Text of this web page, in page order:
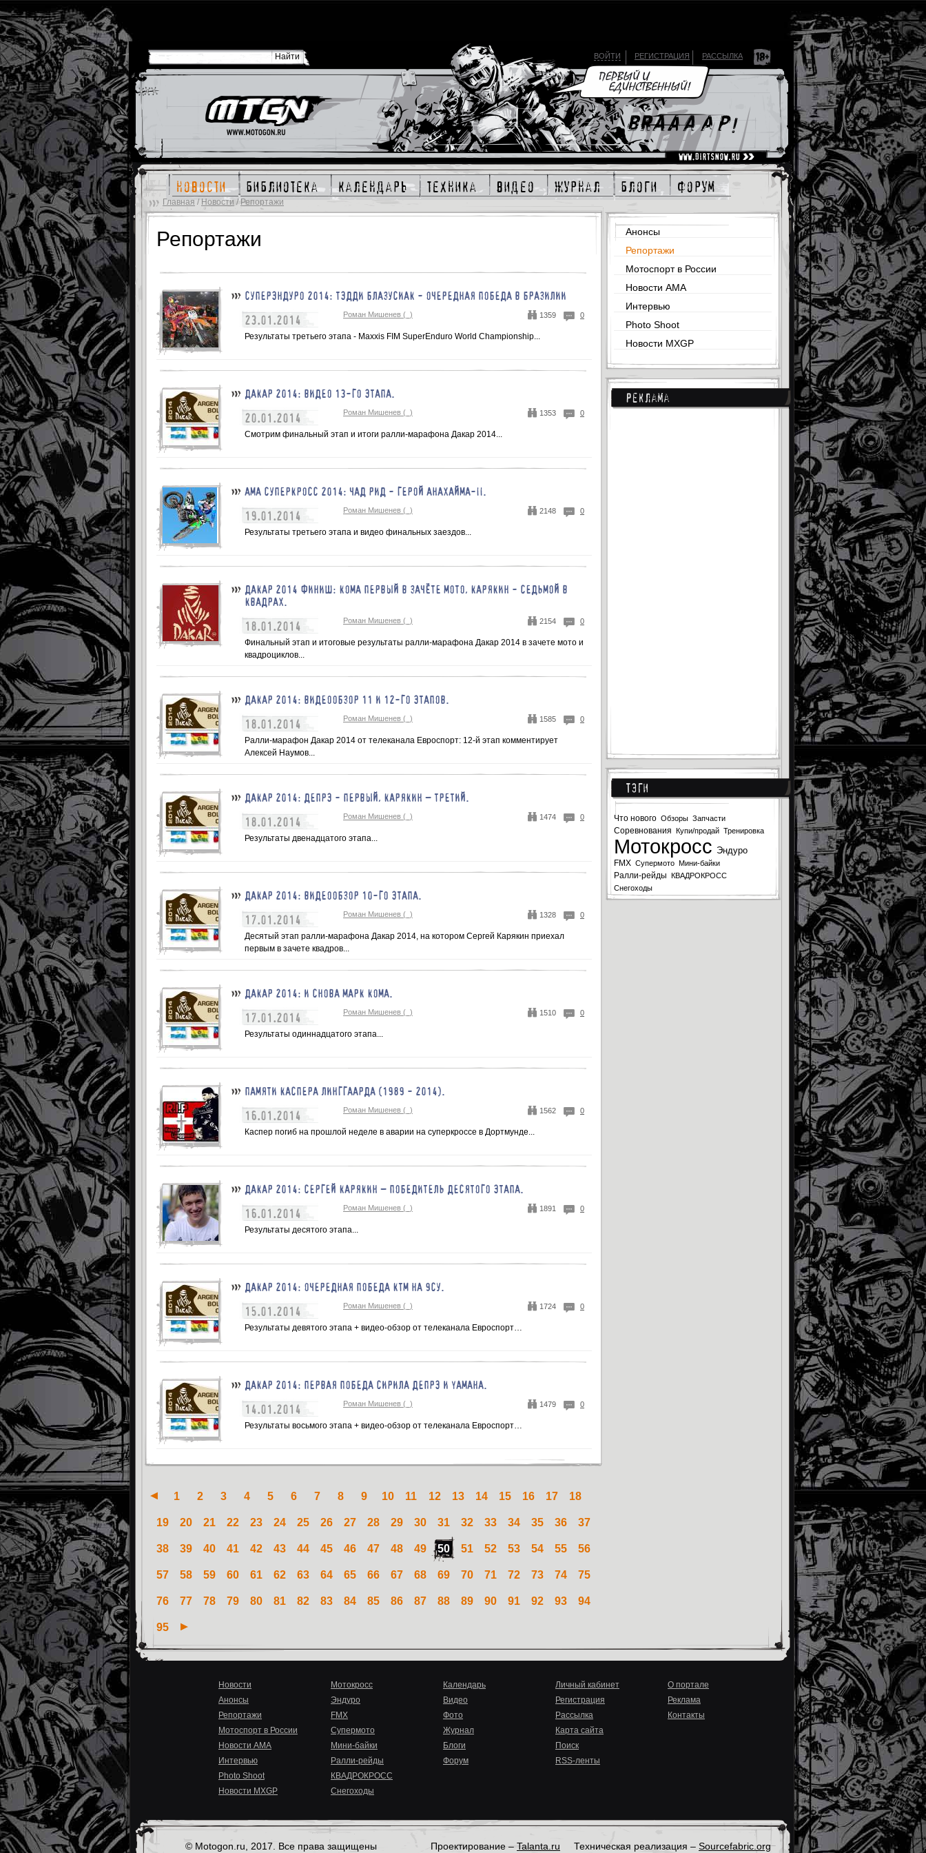
новости библиотека календарь техника видео журнал блоги форум
ВОЙТИ РЕГИСТРАЦИЯ РАССЫЛКА
Главная / Новости /Репортажи
Репортажи
СУПЕРЭНДУРО 2014: ТЭДДИ БЛАЗУСИАК - ОЧЕРЕДНАЯ ПОБЕДА В БРАЗИЛИИ
23.01.2014 Роман Мишенев (_) 1359 0
Результаты третьего этапа - Maxxis FIM SuperEnduro World Championship...
ДАКАР 2014: ВИДЕО 13-ГО ЭТАПА.
20.01.2014 Роман Мишенев (_) 1353 0
Смотрим финальный этап и итоги ралли-марафона Дакар 2014...
АМА СУПЕРКРОСС 2014: ЧАД РИД - ГЕРОЙ АНАХАЙМА-II.
19.01.2014 Роман Мишенев (_) 2148 0
Результаты третьего этапа и видео финальных заездов...
ДАКАР 2014 ФИНИШ: КОМА ПЕРВЫЙ В ЗАЧЁТЕ МОТО, КАРЯКИН - СЕДЬМОЙ В
КВАДРАХ.
18.01.2014 Роман Мишенев (_) 2154 0
Финальный этап и итоговые результаты ралли-марафона Дакар 2014 в зачете мото и
квадроциклов...
ДАКАР 2014: ВИДЕООБЗОР 11 И 12-ГО ЭТАПОВ.
18.01.2014 Роман Мишенев (_) 1585 0
Ралли-марафон Дакар 2014 от телеканала Евроспорт: 12-й этап комментирует
Алексей Наумов...
ДАКАР 2014: ДЕПРЭ - ПЕРВЫЙ, КАРЯКИН – ТРЕТИЙ.
18.01.2014 Роман Мишенев (_) 1474 0
Результаты двенадцатого этапа...
ДАКАР 2014: ВИДЕООБЗОР 10-ГО ЭТАПА.
17.01.2014 Роман Мишенев (_) 1328 0
Десятый этап ралли-марафона Дакар 2014, на котором Сергей Карякин приехал
первым в зачете квадров...
ДАКАР 2014: И СНОВА МАРК КОМА.
17.01.2014 Роман Мишенев (_) 1510 0
Результаты одиннадцатого этапа...
ПАМЯТИ КАСПЕРА ЛИНГГААРДА (1989 - 2014).
16.01.2014 Роман Мишенев (_) 1562 0
Каспер погиб на прошлой неделе в аварии на суперкроссе в Дортмунде...
ДАКАР 2014: СЕРГЕЙ КАРЯКИН – ПОБЕДИТЕЛЬ ДЕСЯТОГО ЭТАПА.
16.01.2014 Роман Мишенев (_) 1891 0
Результаты десятого этапа...
ДАКАР 2014: ОЧЕРЕДНАЯ ПОБЕДА КТМ НА 9СУ.
15.01.2014 Роман Мишенев (_) 1724 0
Результаты девятого этапа + видео-обзор от телеканала Евроспорт…
ДАКАР 2014: ПЕРВАЯ ПОБЕДА СИРИЛА ДЕПРЭ И YAMAHA.
14.01.2014 Роман Мишенев (_) 1479 0
Результаты восьмого этапа + видео-обзор от телеканала Евроспорт…
1 2 3 4 5 6 7 8 9 10 11 12 13 14 15 16 17 18
19 20 21 22 23 24 25 26 27 28 29 30 31 32 33 34 35 36 37
38 39 40 41 42 43 44 45 46 47 48 49 50 51 52 53 54 55 56
57 58 59 60 61 62 63 64 65 66 67 68 69 70 71 72 73 74 75
76 77 78 79 80 81 82 83 84 85 86 87 88 89 90 91 92 93 94
95
Анонсы
Репортажи
Мотоспорт в России
Новости AMA
Интервью
Photo Shoot
Новости MXGP
Реклама
Тэги
Что нового Обзоры Запчасти
Соревнования Купи/продай Тренировка
Мотокросс Эндуро
FMX Супермото Мини-байки
Ралли-рейды КВАДРОКРОСС
Снегоходы
Новости
Анонсы
Репортажи
Мотоспорт в России
Новости AMA
Интервью
Photo Shoot
Новости MXGP
Мотокросс
Эндуро
FMX
Супермото
Мини-байки
Ралли-рейды
КВАДРОКРОСС
Снегоходы
Календарь
Видео
Фото
Журнал
Блоги
Форум
Личный кабинет
Регистрация
Рассылка
Карта сайта
Поиск
RSS-ленты
О портале
Реклама
Контакты
© Motogon.ru, 2017. Все права защищены Техническая реализация – Sourcefabric.org
Проектирование – Talanta.ru